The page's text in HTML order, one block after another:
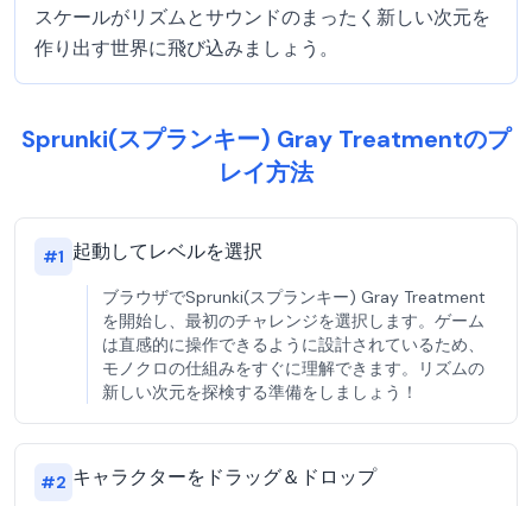
スケールがリズムとサウンドのまったく新しい次元を
作り出す世界に飛び込みましょう。
Sprunki(スプランキー) Gray Treatmentのプ
レイ方法
#1 起動してレベルを選択
ブラウザでSprunki(スプランキー) Gray Treatment
を開始し、最初のチャレンジを選択します。ゲーム
は直感的に操作できるように設計されているため、
モノクロの仕組みをすぐに理解できます。リズムの
新しい次元を探検する準備をしましょう！
#2 キャラクターをドラッグ＆ドロップ